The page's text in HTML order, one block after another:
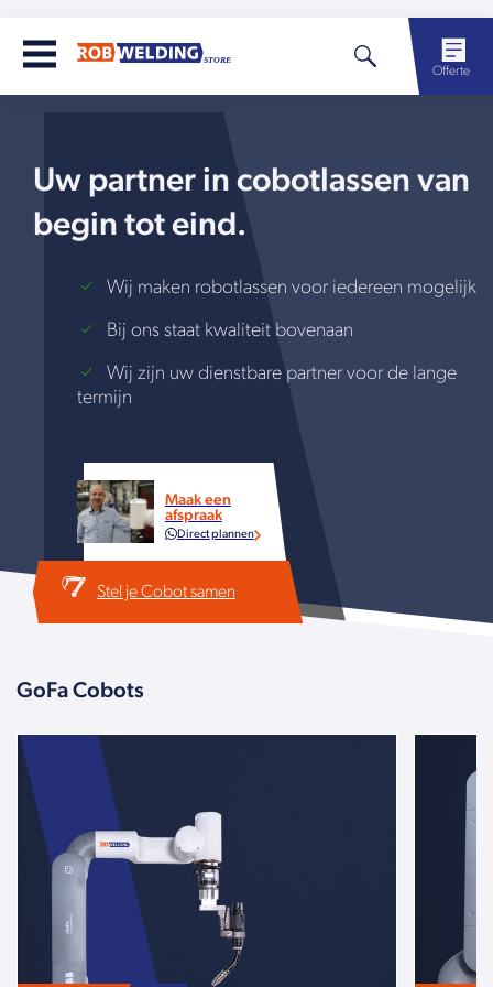
Offerte
Uw partner in cobotlassen van
begin tot eind.
Wij maken robotlassen voor iedereen mogelijk
Bij ons staat kwaliteit bovenaan
Wij zijn uw dienstbare partner voor de lange
termijn
Maak een
afspraak
Direct plannen
Stel je Cobot samen
GoFa Cobots